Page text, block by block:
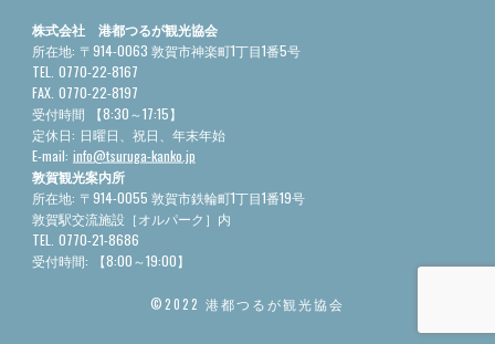
株式会社 港都つるが観光協会
所在地: 〒914-0063 敦賀市神楽町1丁目1番5号
TEL. 0770-22-8167
FAX. 0770-22-8197
受付時間
【8:30～17:15】
定休日: 日曜日、祝日、年末年始
E-mail: info@tsuruga-kanko.jp
敦賀観光案内所
所在地: 〒914-0055 敦賀市鉄輪町1丁目1番19号
敦賀駅交流施設［オルパーク］内
TEL. 0770-21-8686
受付時間:
【8:00～19:00】
©2022 港都つるが観光協会